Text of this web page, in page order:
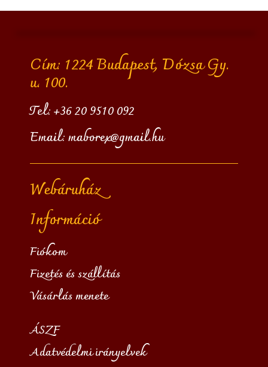
Cím: 1224 Budapest, Dózsa Gy.
u. 100.
Tel:+36 20 9510 092
Email:maborex@gmail.hu
Webáruház
Információ
Fiókom
Fizetés és szállítás
Vásárlás menete
ÁSZF
Adatvédelmi irányelvek